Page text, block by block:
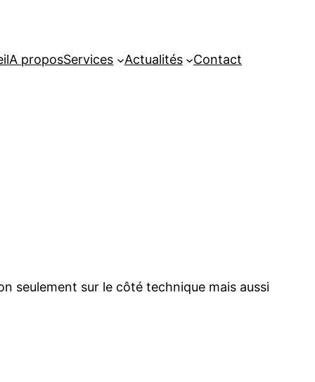
A proposServices Actualités Contact
seulement sur le côté technique mais aussi